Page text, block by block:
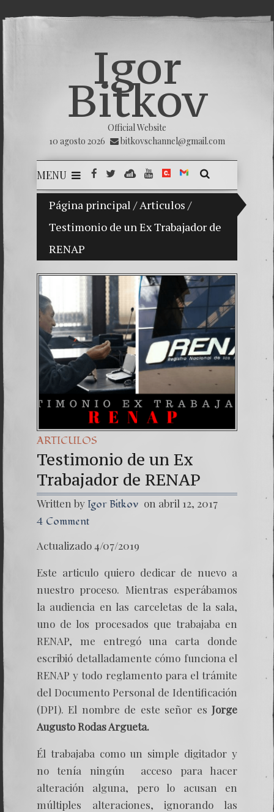
Igor
Bitkov
Official Website
10 agosto 2026
bitkovschannel@gmail.com
MENU
Página principal /Articulos /
Testimonio de un Ex Trabajador de
RENAP
hijo Vladimir Bitkov, una promesa del tenis
Una
7.
ARTICULOS
Testimonio de un Ex
Trabajador de RENAP
Written by Igor Bitkov on abril 12, 2017
4 Comment
Actualizado 4/07/2019
Este articulo quiero dedicar de nuevo a
nuestro proceso. Mientras esperábamos
la audiencia en las carceletas de la sala,
uno de los procesados que trabajaba en
RENAP, me entregó una carta donde
escribió detalladamente cómo funciona el
RENAP y todo reglamento para el trámite
del Documento Personal de Identificación
(DPI). El nombre de este señor es Jorge
Augusto Rodas Argueta.
Él trabajaba como un simple digitador y
no tenía ningún acceso para hacer
alteración alguna, pero lo acusan en
múltiples alteraciones, ignorando las